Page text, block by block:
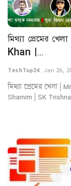
মিথ্যা প্রেমের
Khan |...
TechTop24 Jan 26,
মিথ্যা প্রেমের খেলা |
Shamim | SK